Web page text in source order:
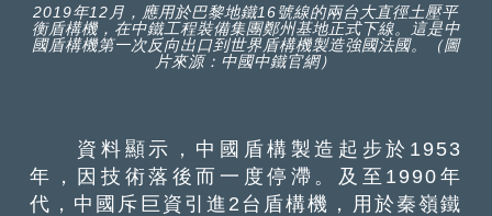
2019年12月，應用於巴黎地鐵16號線的兩台大直徑土壓平
衡盾構機，在中鐵工程裝備集團鄭州基地正式下線。這是中
國盾構機第一次反向出口到世界盾構機製造強國法國。（圖
片來源：中國中鐵官網）
資料顯示，中國盾構製造起步於1953
年，因技術落後而一度停滯。及至1990年
代，中國斥巨資引進2台盾構機，用於秦嶺鐵